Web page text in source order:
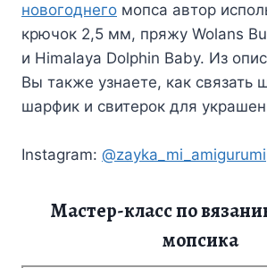
новогоднего мопса автор
крючок 2,5 мм, пряжу Wolans
и Himalaya Dolphin Baby. Из
Вы также узнаете, как связать
шарфик и свитерок для
Instagram: @zayka_mi_amigurumi
Мастер-класс по
мопсика